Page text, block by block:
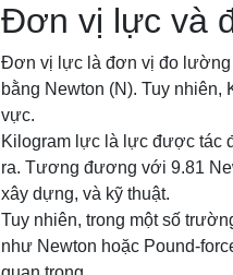
Đơn vị lực và
Đơn vị lực là đơn vị đo lường
bằng Newton (N). Tuy
vực.
Kilogram lực là lực được tác
ra. Tương đương với 9.81
xây dựng, và kỹ thuật.
Tuy nhiên, trong một số
như Newton hoặc Pound-